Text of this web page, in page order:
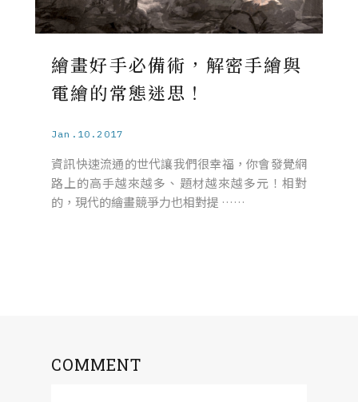
繪畫好手必備術，解密手繪與
電繪的常態迷思！
Jan.10.2017
資訊快速流通的世代讓我們很幸福，你會發覺網
路上的高手越來越多、題材越來越多元！相對
的，現代的繪畫競爭力也相對提 ……
COMMENT